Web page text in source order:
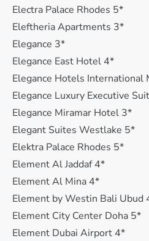
Electra Palace Rhodes 5*
Eleftheria Apartments 3*
Elegance 3*
Elegance East Hotel 4*
Elegance Hotels International
Elegance Luxury Executive
Elegance Miramar Hotel 3*
Elegant Suites Westlake 5*
Elektra Palace Rhodes 5*
Element Al Jaddaf 4*
Element Al Mina 4*
Element by Westin Bali Ubud
Element City Center Doha 5*
Element Dubai Airport 4*